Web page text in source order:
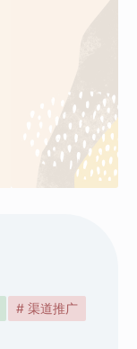
# 渠道推广